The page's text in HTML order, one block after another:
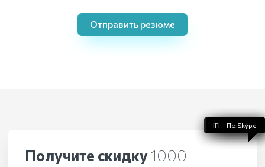
Отправить резюме
Получите скидку1000
По телефону
По WhatsApp
По Telegram
По Viber
По Skype